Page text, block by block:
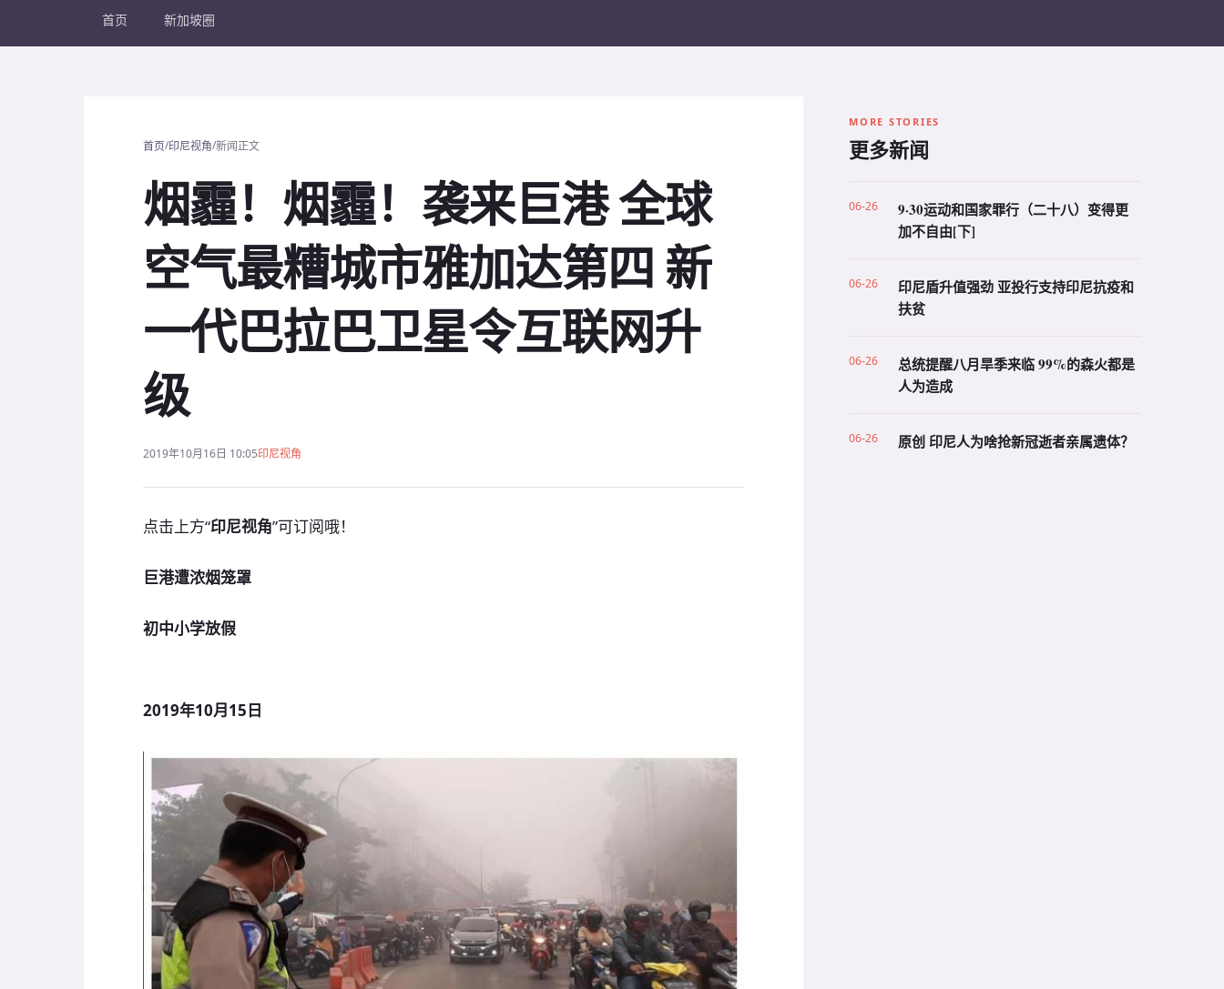
首页 新加坡圈
首页/印尼视角/新闻正文
烟霾！烟霾！袭来巨港 全球
空气最糟城市雅加达第四 新
一代巴拉巴卫星令互联网升
级
2019年10月16日 10:05印尼视角
点击上方“印尼视角”可订阅哦！
巨港遭浓烟笼罩
初中小学放假
2019年10月15日
MORE STORIES
更多新闻
06-26
9·30运动和国家罪行（二十八）变得更
加不自由[下]
06-26
印尼盾升值强劲 亚投行支持印尼抗疫和
扶贫
06-26
总统提醒八月旱季来临 99%的森火都是
人为造成
06-26 原创 印尼人为啥抢新冠逝者亲属遗体？